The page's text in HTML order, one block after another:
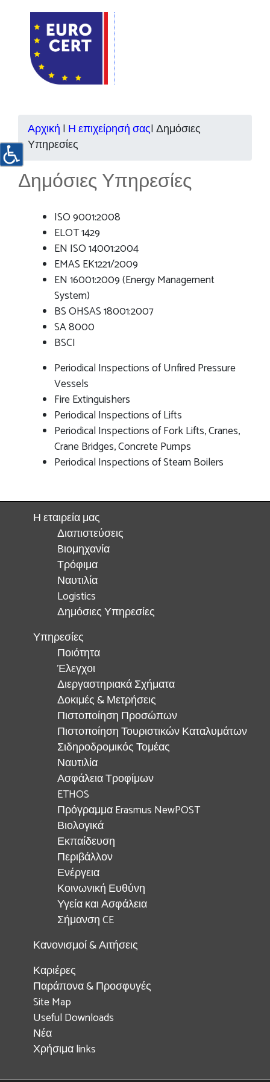
Αρχική | Η επιχείρησή σας| Δημόσιες
Υπηρεσίες
Δημόσιες Υπηρεσίες
ISO 9001:2008
ELOT 1429
EN ISO 14001:2004
EMAS EK1221/2009
EN 16001:2009 (Energy Management
System)
BS OHSAS 18001:2007
SA 8000
BSCI
Periodical Inspections of Unfired Pressure
Vessels
Fire Extinguishers
Periodical Inspections of Lifts
Periodical Inspections of Fork Lifts, Cranes,
Crane Bridges, Concrete Pumps
Periodical Inspections of Steam Boilers
Η εταιρεία μας
Διαπιστεύσεις
Bιομηχανία
Τρόφιμα
Ναυτιλία
Logistics
Δημόσιες Υπηρεσίες
Υπηρεσίες
Ποιότητα
Έλεγχοι
Διεργαστηριακά Σχήματα
Δοκιμές & Μετρήσεις
Πιστοποίηση Προσώπων
Πιστοποίηση Τουριστικών Καταλυμάτων
Σιδηροδρομικός Τομέας
Ναυτιλία
Ασφάλεια Τροφίμων
ETHOS
Πρόγραμμα Erasmus NewPOST
Βιολογικά
Εκπαίδευση
Περιβάλλον
Ενέργεια
Κοινωνική Ευθύνη
Υγεία και Ασφάλεια
Σήμανση CE
Κανονισμοί & Αιτήσεις
Καριέρες
Παράπονα & Προσφυγές
Site Map
Useful Downloads
Νέα
Χρήσιμα links